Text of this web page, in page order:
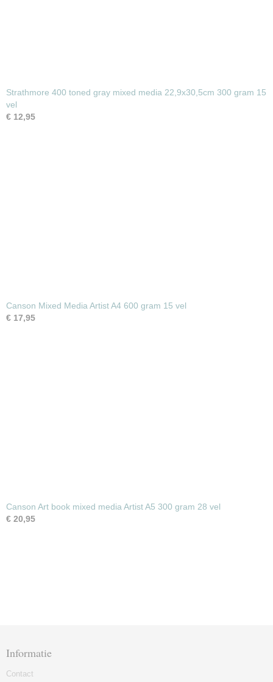
Strathmore 400 toned gray mixed media 22,9x30,5cm 300 gram 15
vel
€ 12,95
Canson Mixed Media Artist A4 600 gram 15 vel
€ 17,95
Canson Art book mixed media Artist A5 300 gram 28 vel
€ 20,95
Informatie
Contact